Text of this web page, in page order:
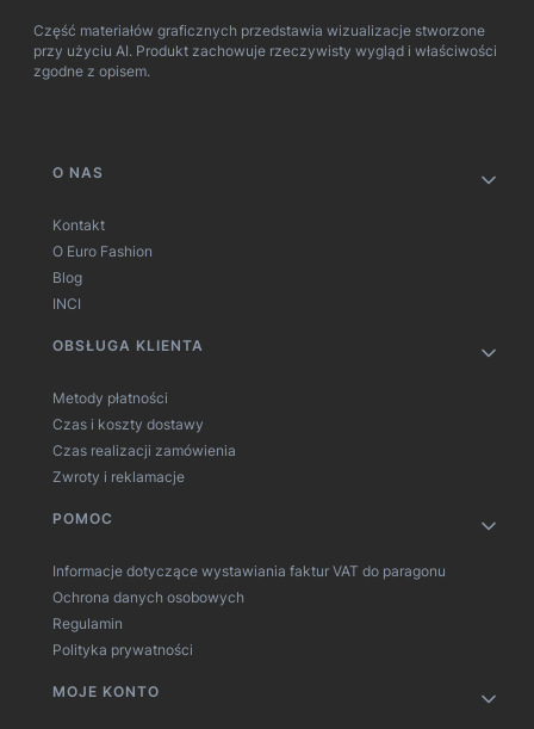
Część materiałów graficznych przedstawia wizualizacje stworzone
przy użyciu AI. Produkt zachowuje rzeczywisty wygląd i właściwości
zgodne z opisem.
Linki w stopce
O NAS
Kontakt
O Euro Fashion
Blog
INCI
OBSŁUGA KLIENTA
Metody płatności
Czas i koszty dostawy
Czas realizacji zamówienia
Zwroty i reklamacje
POMOC
Informacje dotyczące wystawiania faktur VAT do paragonu
Ochrona danych osobowych
Regulamin
Polityka prywatności
MOJE KONTO